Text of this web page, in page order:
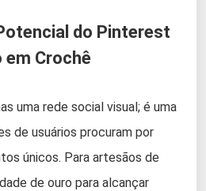
do Pinterest
Crochê
uma rede social visual; é uma
de usuários procuram por
únicos. Para artesãos de
de ouro para alcançar